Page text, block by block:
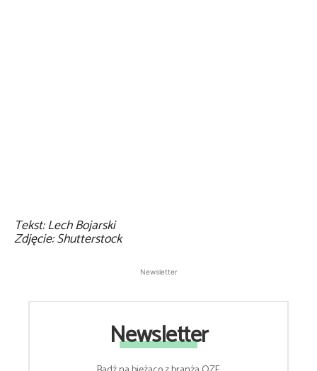
Tekst: Lech Bojarski
Zdjęcie: Shutterstock
Newsletter
Newsletter